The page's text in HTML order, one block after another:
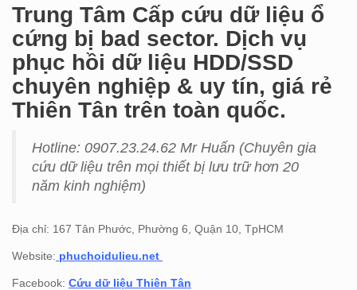
Trung Tâm Cấp cứu dữ liệu ổ
cứng bị bad sector. Dịch vụ
phục hồi dữ liệu HDD/SSD
chuyên nghiệp & uy tín, giá rẻ
Thiên Tân trên toàn quốc.
Hotline: 0907.23.24.62 Mr Huấn (Chuyên gia
cứu dữ liệu trên mọi thiết bị lưu trữ hơn 20
năm kinh nghiệm)
Địa chỉ: 167 Tân Phước, Phường 6, Quận 10, TpHCM
Website: phuchoidulieu.net
Facebook: Cứu dữ liệu Thiên Tân